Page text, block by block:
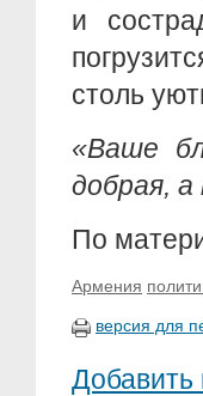
и
столь
«Ваше
добрая, а
По
Армения
версия для
Добавить